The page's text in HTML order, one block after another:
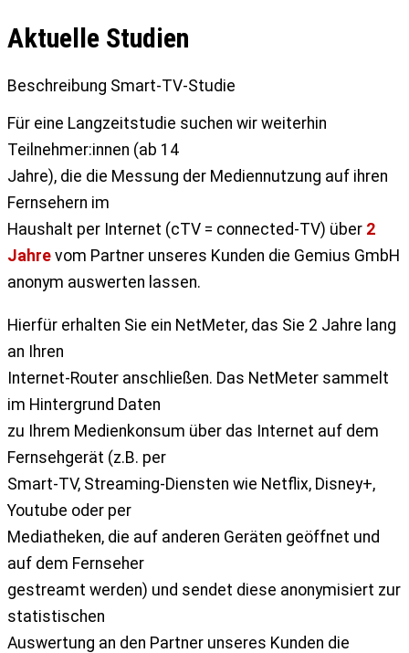
Aktuelle Studien
Beschreibung Smart-TV-Studie
Für eine Langzeitstudie suchen wir weiterhin
Teilnehmer:innen (ab 14
Jahre), die die Messung der Mediennutzung auf ihren
Fernsehern im
Haushalt per Internet (cTV = connected-TV) über 2
Jahre vom Partner unseres Kunden die Gemius GmbH
anonym auswerten lassen.
Hierfür erhalten Sie ein NetMeter, das Sie 2 Jahre lang
an Ihren
Internet-Router anschließen. Das NetMeter sammelt
im Hintergrund Daten
zu Ihrem Medienkonsum über das Internet auf dem
Fernsehgerät (z.B. per
Smart-TV, Streaming-Diensten wie Netflix, Disney+,
Youtube oder per
Mediatheken, die auf anderen Geräten geöffnet und
auf dem Fernseher
gestreamt werden) und sendet diese anonymisiert zur
statistischen
Auswertung an den Partner unseres Kunden die